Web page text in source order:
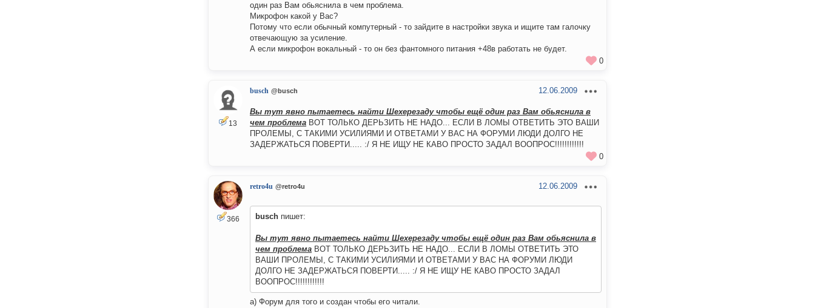
один раз Вам обьяснила в чем проблема.
Микрофон какой у Вас?
Потому что если обычный компутерный - то зайдите в настройки звука и ищите там галочку
отвечающую за усиление.
А если микрофон вокальный - то он без фантомного питания +48в работать не будет.
0
13
busch @busch 12.06.2009
Вы тут явно пытаетесь найти Шехерезаду чтобы ещё один раз Вам обьяснила в
чем проблема ВОТ ТОЛЬКО ДЕРЬЗИТЬ НЕ НАДО... ЕСЛИ В ЛОМЫ ОТВЕТИТЬ ЭТО ВАШИ
ПРОЛЕМЫ, С ТАКИМИ УСИЛИЯМИ И ОТВЕТАМИ У ВАС НА ФОРУМИ ЛЮДИ ДОЛГО НЕ
ЗАДЕРЖАТЬСЯ ПОВЕРТИ..... :/ Я НЕ ИЩУ НЕ КАВО ПРОСТО ЗАДАЛ ВООПРОС!!!!!!!!!!!!
0
366
retro4u @retro4u 12.06.2009
busch пишет:
Вы тут явно пытаетесь найти Шехерезаду чтобы ещё один раз Вам обьяснила в
чем проблема ВОТ ТОЛЬКО ДЕРЬЗИТЬ НЕ НАДО... ЕСЛИ В ЛОМЫ ОТВЕТИТЬ ЭТО
ВАШИ ПРОЛЕМЫ, С ТАКИМИ УСИЛИЯМИ И ОТВЕТАМИ У ВАС НА ФОРУМИ ЛЮДИ
ДОЛГО НЕ ЗАДЕРЖАТЬСЯ ПОВЕРТИ..... :/ Я НЕ ИЩУ НЕ КАВО ПРОСТО ЗАДАЛ
ВООПРОС!!!!!!!!!!!!
а) Форум для того и создан чтобы его читали.